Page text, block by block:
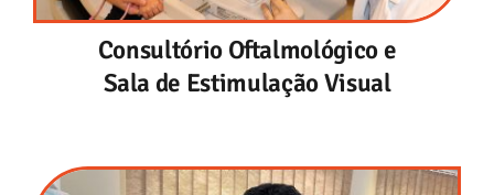
Consultório Oftalmológico e
Sala de Estimulação Visual